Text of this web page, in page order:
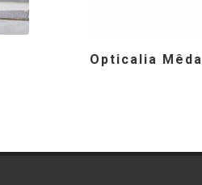
Opticalia Mêda